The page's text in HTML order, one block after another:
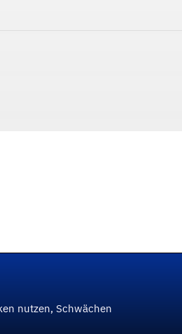
nutzen, Schwächen